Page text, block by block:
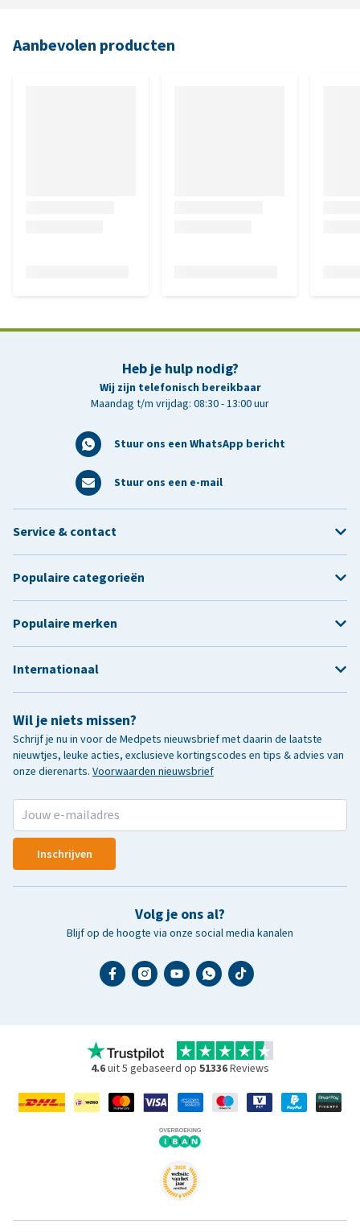
Aanbevolen producten
Heb je hulp nodig?
Wij zijn telefonisch bereikbaar
Maandag t/m vrijdag: 08:30 - 13:00 uur
Stuur ons een WhatsApp bericht
Stuur ons een e-mail
Wil je niets missen?
Schrijf je nu in voor de Medpets nieuwsbrief met daarin de laatste
nieuwtjes, leuke acties, exclusieve kortingscodes en tips & advies van
onze dierenarts. Voorwaarden nieuwsbrief
Inschrijven
Volg je ons al?
Blijf op de hoogte via onze social media kanalen
Service & contact
Populaire categorieën
Populaire merken
Internationaal
4.6uit 5 gebaseerd op 51336Reviews